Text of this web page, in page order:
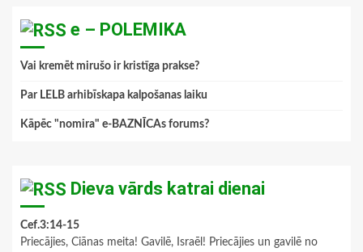
e – POLEMIKA
Vai kremēt mirušo ir kristīga prakse?
Par LELB arhibīskapa kalpošanas laiku
Kāpēc "nomira" e-BAZNĪCAs forums?
Dieva vārds katrai dienai
Cef.3:14-15
Priecājies, Ciānas meita! Gavilē, Israēl! Priecājies un gavilē no